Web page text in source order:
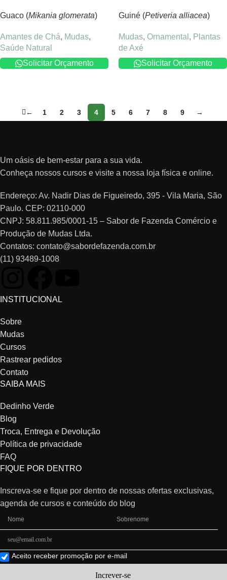
Guaco (Mikania glomerata)
Amantes de Chá, Mudas,
Saúde Natural
Solicitar Orçamento
Guiné (Petiveria alliacea)
Mudas, Ornamental , Plantas
de Axé
Solicitar Orçamento
← 1 2 3 4 5 6 7 8 9 →
Um oásis de bem-estar para a sua vida.
Conheça nossos cursos e visite a nossa loja física e online.
Endereço: Av. Nadir Dias de Figueiredo, 395 - Vila Maria, São
Paulo. CEP: 02110-000
CNPJ: 58.811.985/0001-15 – Sabor de Fazenda Comércio e
Produção de Mudas Ltda.
Contatos: contato@sabordefazenda.com.br
(11) 93489-1008
INSTITUCIONAL
Sobre
Mudas
Cursos
Rastrear pedidos
Contato
SAIBA MAIS
Dedinho Verde
Blog
Troca, Entrega e Devolução
Política de privacidade
FAQ
FIQUE POR DENTRO
Inscreva-se e fique por dentro de nossas ofertas exclusivas,
agenda de cursos e conteúdo do blog
Aceito receber promoção por e-mail
Increver-se